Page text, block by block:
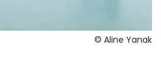
© Aline Yanak